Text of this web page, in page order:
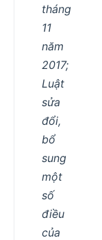
tháng
11
năm
2017;
Luật
sửa
đổi,
bổ
sung
một
số
điều
của